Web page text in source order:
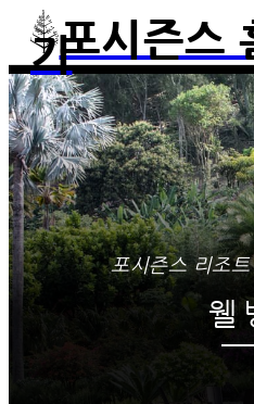
포시즌스
기
포시즌스 리조
웰